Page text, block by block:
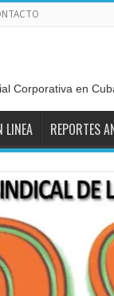
Corporativa en
LINEA REPORTES